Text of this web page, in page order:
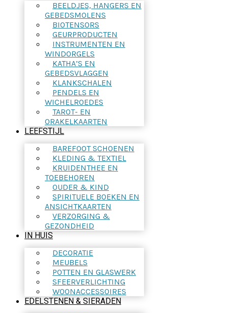
BEELDJES, HANGERS EN
GEBEDSMOLENS
BIOTENSORS
GEURPRODUCTEN
INSTRUMENTEN EN
WINDORGELS
KATHA’S EN
GEBEDSVLAGGEN
KLANKSCHALEN
PENDELS EN
WICHELROEDES
TAROT- EN
ORAKELKAARTEN
LEEFSTIJL
BAREFOOT SCHOENEN
KLEDING & TEXTIEL
KRUIDENTHEE EN
TOEBEHOREN
OUDER & KIND
SPIRITUELE BOEKEN EN
ANSICHTKAARTEN
VERZORGING &
GEZONDHEID
IN HUIS
DECORATIE
MEUBELS
POTTEN EN GLASWERK
SFEERVERLICHTING
WOONACCESSOIRES
EDELSTENEN & SIERADEN